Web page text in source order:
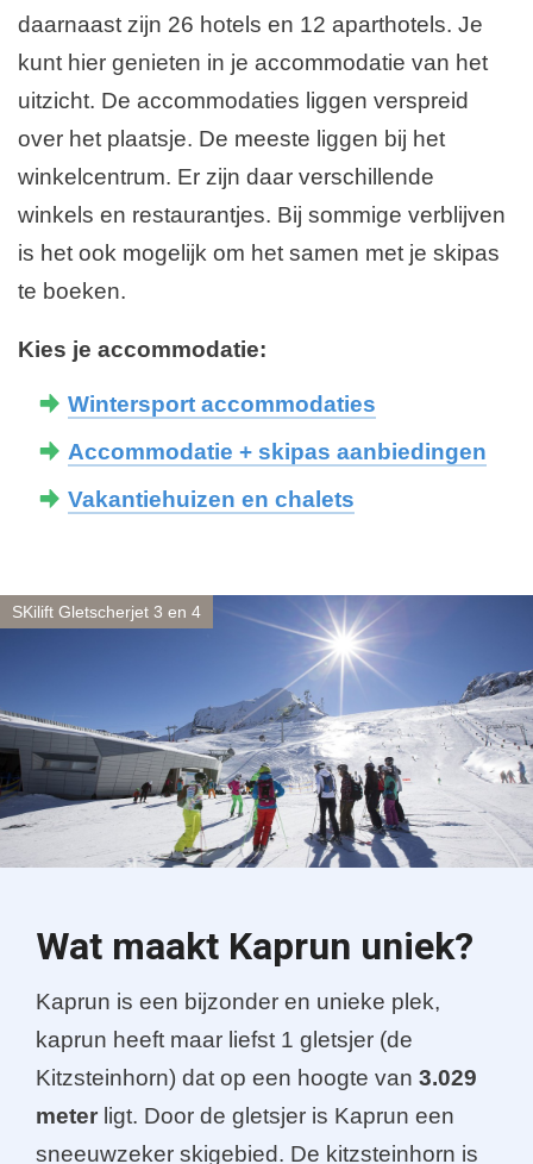
daarnaast zijn 26 hotels en 12 aparthotels. Je
kunt hier genieten in je accommodatie van het
uitzicht. De accommodaties liggen verspreid
over het plaatsje. De meeste liggen bij het
winkelcentrum. Er zijn daar verschillende
winkels en restaurantjes. Bij sommige verblijven
is het ook mogelijk om het samen met je skipas
te boeken.
Kies je accommodatie:
Wintersport accommodaties
Accommodatie + skipas aanbiedingen
Vakantiehuizen en chalets
Wat maakt Kaprun uniek?
Kaprun is een bijzonder en unieke plek,
kaprun heeft maar liefst 1 gletsjer (de
Kitzsteinhorn) dat op een hoogte van 3.029
meter ligt. Door de gletsjer is Kaprun een
sneeuwzeker skigebied. De kitzsteinhorn is
SKilift Gletscherjet 3 en 4